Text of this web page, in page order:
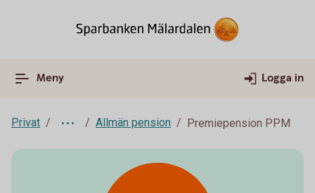
Meny Logga in
Privat Allmän pension Premiepension PPM